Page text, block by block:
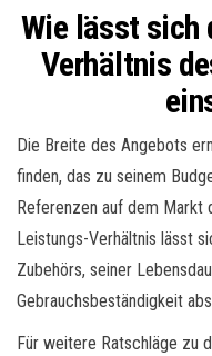
Wie lässt sich
Verhältnis
Die Breite des Angebots
finden, das zu seinem
Referenzen auf dem
Leistungs-Verhältnis lässt
Zubehörs, seiner
Gebrauchsbeständigkeit
Für weitere Ratschläge zu